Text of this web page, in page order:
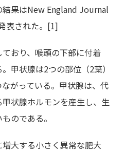
果はNew England Journal
表された。[1]
おり、喉頭の下部に付着
甲状腺は2つの部位（2葉）
がっている。甲状腺は、代
状腺ホルモンを産生し、生
のである。
大する小さく異常な肥大